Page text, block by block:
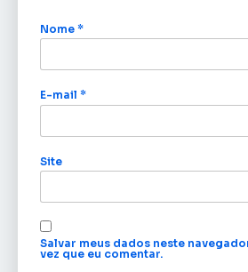
Nome *
E-mail *
Site
Salvar meus dados neste
vez que eu comentar.